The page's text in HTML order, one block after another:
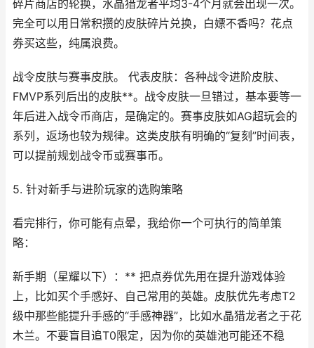
碎片商店的轮换，水晶猎龙者平均3-4个月就会出现一次。
完全可以用日常积攒的皮肤碎片兑换，白嫖不香吗？花点
券买这些，纯属浪费。
战令皮肤与赛事皮肤。 代表皮肤：各种战令进阶皮肤、
FMVP系列后出的皮肤**。战令皮肤一旦错过，基本要等一
年后进入战令币商店，是确定的。赛事皮肤如AG超玩会的
系列，返场也较为规律。这类皮肤有明确的“复刻”时间表，
可以提前规划战令币或赛事币。
5. 针对新手与进阶玩家的选购策略
看完排行，你可能有点晕，我给你一个可执行的简单策
略：
新手期（星耀以下）：** 把点券优先用在提升游戏体验
上，比如买个手感好、自己常用的英雄。皮肤优先考虑T2
级中那些能提升手感的“手感神器”，比如水晶猎龙者之于花
木兰。不要盲目追T0限定，因为你的英雄池可能还不稳